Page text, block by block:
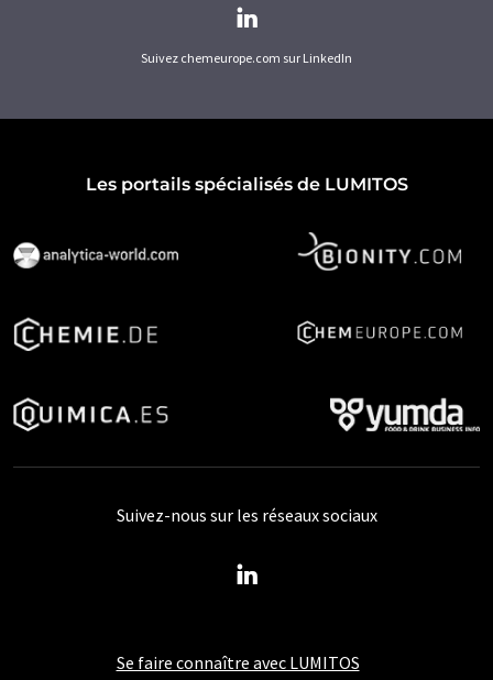
Suivez chemeurope.com sur LinkedIn
Les portails spécialisés de LUMITOS
Se faire connaître avec LUMITOS
Suivez-nous sur les réseaux sociaux